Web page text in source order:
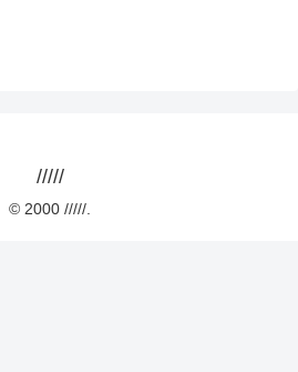
/////
© 2000 /////.